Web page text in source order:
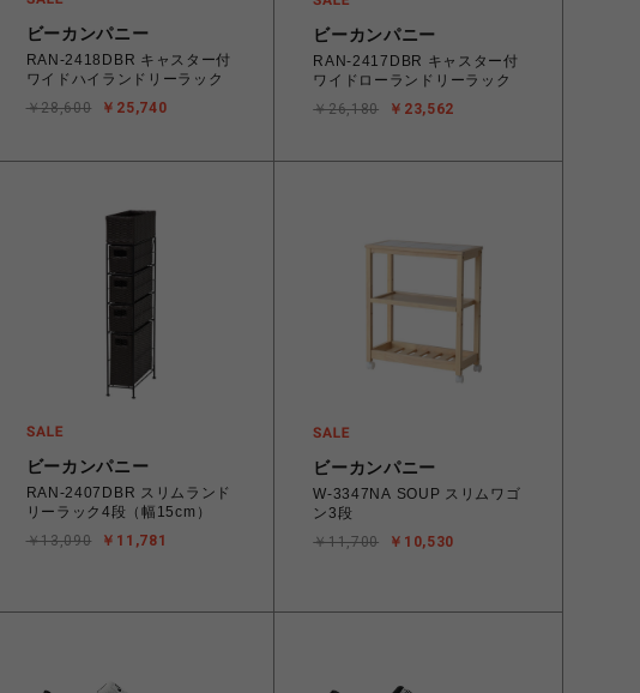
ビーカンパニー
RAN-2418DBR キャスター付
ワイドハイランドリーラック
￥25,740
￥28,600
ビーカンパニー
RAN-2417DBR キャスター付
ワイドローランドリーラック
￥23,562
￥26,180
ビーカンパニー
RAN-2407DBR スリムランド
リーラック4段（幅15cm）
￥11,781
￥13,090
ビーカンパニー
W-3347NA SOUP スリムワゴ
ン3段
￥10,530
￥11,700